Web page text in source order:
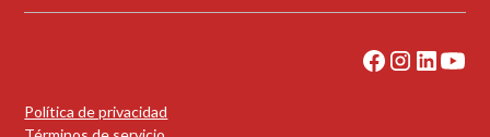
Política de privacidad